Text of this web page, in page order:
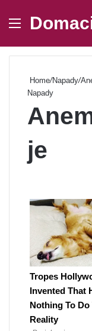
Menu
Home/Napady/
Napady
je